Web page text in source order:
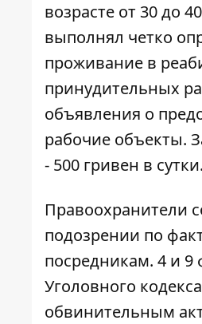
возрасте от 30 до
выполнял четко
проживание в
принудительных
объявления о
рабочие объекты.
- 500 гривен в сутки.
Правоохранители
подозрении по
посредникам. 4 и 9
Уголовного
обвинительным